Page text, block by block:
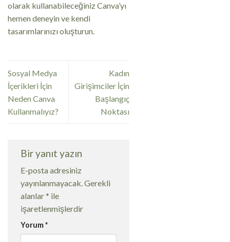
olarak kullanabileceğiniz Canva’yı
hemen deneyin ve kendi
tasarımlarınızı oluşturun.
Sosyal Medya
İçerikleri İçin
Neden Canva
Kullanmalıyız?
Kadın
Girişimciler İçin
Başlangıç
Noktası
Bir yanıt yazın
E-posta adresiniz
yayınlanmayacak.Gerekli
alanlar* ile
işaretlenmişlerdir
Yorum*